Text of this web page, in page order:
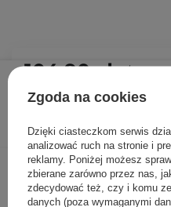
104,90 zł /szt.
Inni klienci
Zgoda na cookies
Dzięki ciasteczkom serwis
analizować ruch na stronie i
reklamy. Poniżej możesz
zbierane zarówno przez nas,
zdecydować też, czy i komu
danych (poza wymaganymi